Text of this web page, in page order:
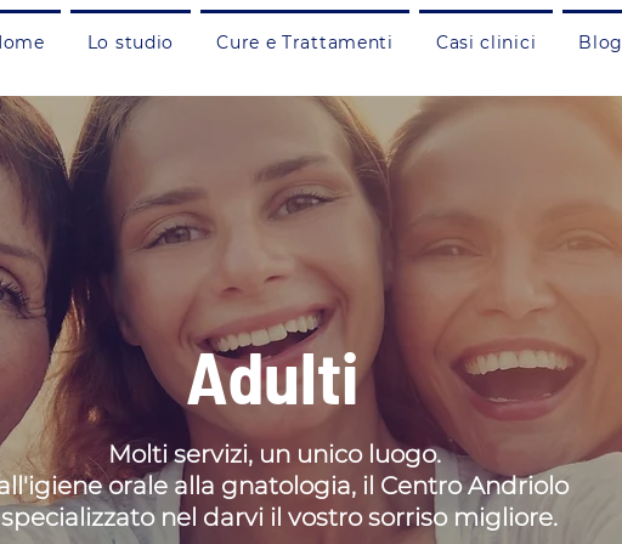
Lo studio Cure e Trattamenti Casi clinici Blog
Adulti
Molti servizi, un unico luogo.
orale alla gnatologia, il Centro Andriolo
nel darvi il vostro sorriso migliore.